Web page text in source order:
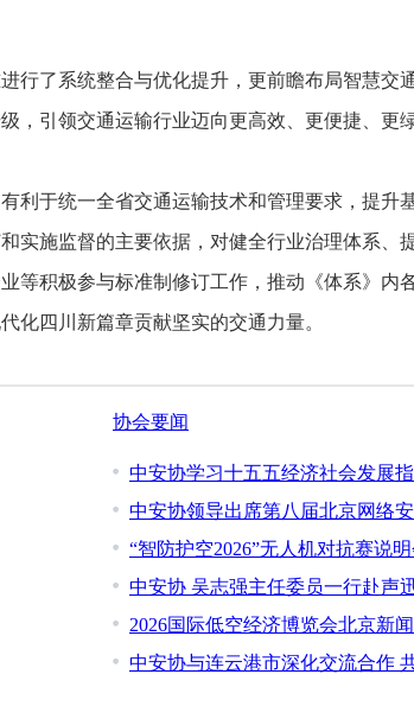
了系统整合与优化提升，更前瞻布局智慧交
引领交通运输行业迈向更高效、更便捷、更
于统一全省交通运输技术和管理要求，提升
施监督的主要依据，对健全行业治理体系、
积极参与标准制修订工作，推动《体系》内
化四川新篇章贡献坚实的交通力量。
协会要闻
中安协学习十五五经济社会发展
中安协领导出席第八届北京网络
“智防护空2026”无人机对抗赛说
中安协 吴志强主任委员一行赴声
2026国际低空经济博览会北京新
中安协与连云港市深化交流合作